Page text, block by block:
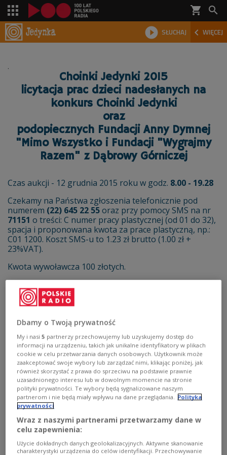
shopping_cart 
 SŁUCHAJ  WIĘCEJ

.
Choinki Jedynki 2015
licytacja prac dzieci nadesłanych na
konkurs Choinki Jedynki
oraz
podopiecznych Fundacji Anny Dymnej
"Mimo Wszystko i Fundacji "Wygrajmy
Razem" z Dąbrowy Górniczej
Czas aukcji - 12 grudnia 2015 roku w godz. 8.00 - 19.28
Czekamy na Państwa zgłoszenia telefonicznie pod
numerem (22) 645 22 55oraz przy pomocy SMS na nr
71151 o treści: C numer pracy plastycznej (od 01 do 32),
spacja i proponowana kwota za prace plastyczną, np.:
C01 1200. Koszt SMS-u to 1.23 zł brutto (1.00 zł +
23%VAT).
Kwota wywoławcza 100 złotych.
Wszystko"
C07-C12prace z Fundacji 'Wygrajmy Razem" z Dąbrowy
C13-C32obrazki przysłane przez dzieci i młodzież na
konkurs rysunkowy CHOINKI JEDYNKI 2015
Regulamin licytacji »
Całkowity dochód z licytacji przekazany zostaniena
rzeczFundacji Anny Dymnej "Mimo Wszystko"
Fundacji "Wygrajmy razem" z Dąbrowy Górniczej
Zebrana kwota:
„Choinka”
„Mikołaj”
„Mikołaj cały”
Dbamy o Twoją prywatność
My i nasi5 partnerzy przechowujemy lub uzyskujemy dostęp do
informacji na urządzeniu, takich jak unikalne identyfikatory w plikach
cookie w celu przetwarzania danych osobowych. Użytkownik może
zaakceptować swoje wybory lub zarządzać nimi, klikając poniżej, jak
również skorzystać z prawa do sprzeciwu na podstawie prawnie
uzasadnionego interesu lub w dowolnym momencie na stronie
polityki prywatności. Te wybory będą sygnalizowane naszym
partnerom i nie będą miały wpływu na dane przeglądania. Polityka
prywatności
Wraz z naszymi partnerami przetwarzamy dane w
celu zapewnienia:
Użycie dokładnych danych geolokalizacyjnych. Aktywne skanowanie
charakterystyki urządzenia do celów identyfikacji. Przechowywanie